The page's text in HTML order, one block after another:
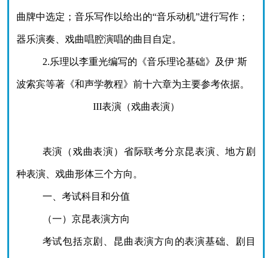
曲牌中选定；音乐写作以给出的“音乐动机”进行写作；
器乐演奏、戏曲唱腔演唱的曲目自定。
2.乐理以李重光编写的《音乐理论基础》及伊˙斯
波索宾等著《和声学教程》前十六章为主要参考依据。
III表演（戏曲表演）
表演（戏曲表演）省际联考分京昆表演、地方剧
种表演、戏曲形体三个方向。
一、考试科目和分值
（一）京昆表演方向
考试包括京剧、昆曲表演方向的表演基础、剧目